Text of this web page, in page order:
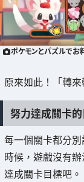
ポケモンとパズルでお
原來如此！「轉
努力達成關卡的
每一個關卡都分
時候，遊戲沒有
達成關卡目標吧。